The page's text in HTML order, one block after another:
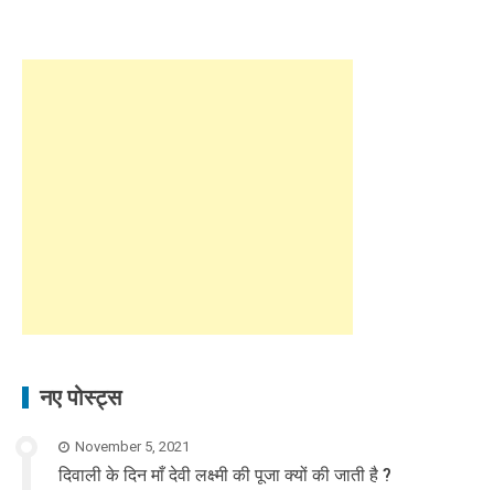
नए पोस्ट्स
November 5, 2021
दिवाली के दिन माँ देवी लक्ष्मी की पूजा क्यों की जाती है ?